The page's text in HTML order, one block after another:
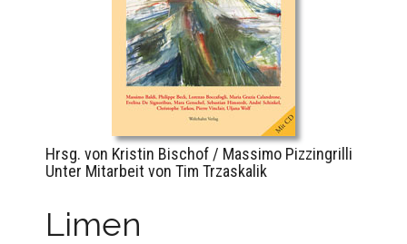
Hrsg. von Kristin Bischof / Massimo Pizzingrilli
Unter Mitarbeit von Tim Trzaskalik
Limen